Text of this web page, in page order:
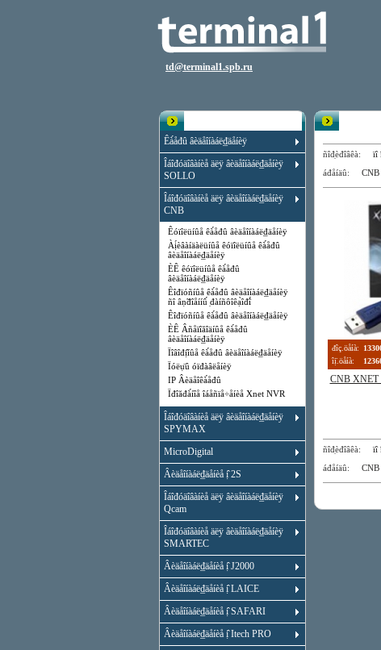
td@terminal1.spb.ru
Êà́åđû âèäåîíàáë₫äåíèÿ
Îáîđóäîâàíèå äëÿ âèäåîíàáë₫äåíèÿ
SOLLO
Îáîđóäîâàíèå äëÿ âèäåîíàáë₫äåíèÿ
CNB
Êóïîëüíûå êà́åđû âèäåîíàáë₫äåíèÿ
Àị́èâàíäàëüíûå êóïîëüíûå êà́åđû
âèäåîíàáë₫äåíèÿ
ÈÊ êóïîëüíûå êà́åđû
âèäåîíàáë₫äåíèÿ
Êîđïóñíûå êà́åđû âèäåîíàáë₫äåíèÿ
ñî âṇ̃đîåííû́ ̣đàíñôîêạ̀îđî́
Êîđïóñíûå êà́åđû âèäåîíàáë₫äåíèÿ
ÈÊ Âñåïîăîäíûå êà́åđû
âèäåîíàáë₫äåíèÿ
Ïîâîđị̂íûå êà́åđû âèäåîíàáë₫äåíèÿ
Ïóëụ̈û óïđàâëåíèÿ
IP Âèäåîêà́åđû
Ïđîăđà́íîå îáåñïå÷åíèå Xnet NVR
Îáîđóäîâàíèå äëÿ âèäåîíàáë₫äåíèÿ
SPYMAX
MicroDigital
Âèäåîíàáë₫äåíèå ị̂ 2S
Îáîđóäîâàíèå äëÿ âèäåîíàáë₫äåíèÿ
Qcam
Îáîđóäîâàíèå äëÿ âèäåîíàáë₫äåíèÿ
SMARTEC
Âèäåîíàáë₫äåíèå ị̂ J2000
Âèäåîíàáë₫äåíèå ị̂ LAICE
Âèäåîíàáë₫äåíèå ị̂ SAFARI
Âèäåîíàáë₫äåíèå ị̂ Itech PRO
ñîđ̣èđîâêà: ïî
áđåíäû: CNB
đîç.öåíà:
îị̈.öåíà:
CNB XNET
ñîđ̣èđîâêà: ïî
áđåíäû: CNB